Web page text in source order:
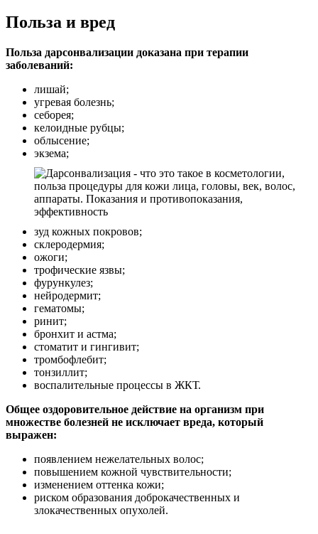
Польза и вред
Польза дарсонвализации доказана при терапии
заболеваний:
лишай;
угревая болезнь;
себорея;
келоидные рубцы;
облысение;
экзема;
зуд кожных покровов;
склеродермия;
ожоги;
трофические язвы;
фурункулез;
нейродермит;
гематомы;
ринит;
бронхит и астма;
стоматит и гингивит;
тромбофлебит;
тонзиллит;
воспалительные процессы в ЖКТ.
Общее оздоровительное действие на организм при
множестве болезней не исключает вреда, который
выражен:
появлением нежелательных волос;
повышением кожной чувствительности;
изменением оттенка кожи;
риском образования доброкачественных и
злокачественных опухолей.